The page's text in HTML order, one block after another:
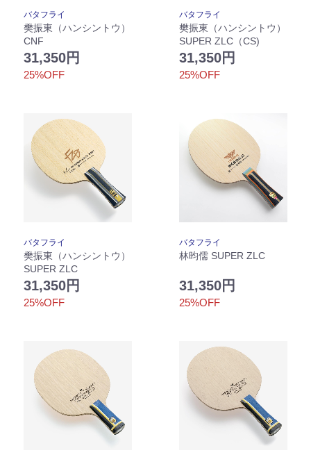
バタフライ
樊振東（ハンシントウ）
CNF
31,350円
25%OFF
バタフライ
樊振東（ハンシントウ）
SUPER ZLC（CS)
31,350円
25%OFF
バタフライ
樊振東（ハンシントウ）
SUPER ZLC
31,350円
25%OFF
バタフライ
林昀儒 SUPER ZLC
31,350円
25%OFF